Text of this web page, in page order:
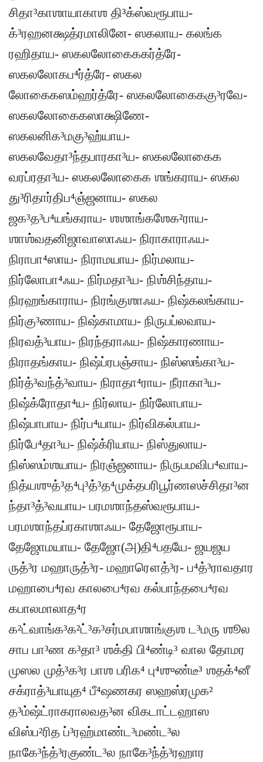
சிதா³காஶாயாகாஶ தி³க்ஸ்வரூபாய-
க்³ரஹனக்ஷத்ரமாலினே- ஸகலாய- கலங்க
ரஹிதாய- ஸகலலோகைககர்த்ரே-
ஸகலலோகப⁴ர்த்ரே- ஸகல
லோகைகஸம்ஹர்த்ரே- ஸகலலோகைககு³ரவே-
ஸகலலோகைகஸாக்ஷிணே-
ஸகலனிக³மகு³ஹ்யாய-
ஸகலவேதா³ந்தபாரகா³ய- ஸகலலோகைக
வரப்ரதா³ய- ஸகலலோகைக ஶங்கராய- ஸகல
து³ரிதார்திப⁴ஞ்ஜனாய- ஸகல
ஜக³த³ப⁴யங்கராய- ஶஶாங்கஶேக²ராய-
ஶாஶ்வதனிஜாவாஸாஃய- நிராகாராஃய-
நிராபா⁴ஸாய- நிராமயாய- நிர்மலாய-
நிர்லோபா⁴ஃய- நிர்மதா³ய- நிஶ்சிந்தாய-
நிரஹங்காராய- நிரங்குஶாஃய- நிஷ்கலங்காய-
நிர்கு³ணாய- நிஷ்காமாய- நிருபப்லவாய-
நிரவத்³யாய- நிரந்தராஃய- நிஷ்காரணாய-
நிராதங்காய- நிஷ்ப்ரபஞ்சாய- நிஸ்ஸங்கா³ய-
நிர்த்³வந்த்³வாய- நிராதா⁴ராய- நீராகா³ய-
நிஷ்க்ரோதா⁴ய- நிர்லாய- நிர்லோபாய-
நிஷ்பாபாய- நிர்ப⁴யாய- நிர்விகல்பாய-
நிர்பே⁴தா³ய- நிஷ்க்ரியாய- நிஸ்துலாய-
நிஸ்ஸம்ஶயாய- நிரஞ்ஜனாய- நிருபமவிப⁴வாய-
நித்யஶுத்³த⁴பு³த்³த⁴முக்தபரிபூர்ணஸச்சிதா³ன
ந்தா³த்³வயாய- பரமஶாந்தஸ்வரூபாய-
பரமஶாந்தப்ரகாஶாஃய- தேஜோரூபாய-
தேஜோமயாய- தேஜோ(அ)தி⁴பதயே- ஜயஜய
ருத்³ர மஹாருத்³ர- மஹாரௌத்³ர- ப⁴த்³ராவதார
மஹாபை⁴ரவ காலபை⁴ரவ கல்பாந்தபை⁴ரவ
கபாலமாலாத⁴ர
க²ட்வாங்க³க²ட்³க³சர்மபாஶாங்குஶ ட³மரு ஶூல
சாப பா³ண க³தா³ ஶக்தி பி⁴ண்டி³ வால தோமர
முஸல முத்³க³ர பாஶ பரிக⁴ பு⁴ஶுண்டீ³ ஶதக்⁴னீ
சக்ராத்³யாயுத⁴ பீ⁴ஷணகர ஸஹஸ்ரமுக²
த³ம்ஷ்ட்ராகராலவத³ன விகடாட்டஹாஸ
விஸ்ப²ரித ப்³ரஹ்மாண்ட³மண்ட³ல
நாகே³ந்த்³ரகுண்ட³ல நாகே³ந்த்³ரஹார